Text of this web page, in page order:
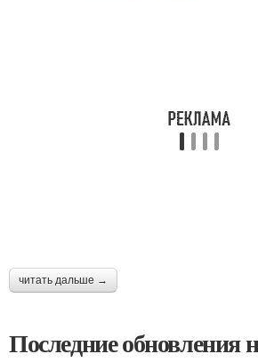
читать дальше →
Последние обновления